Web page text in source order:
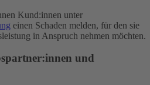
Kund:innen unter
einen Schaden melden, für den sie
in Anspruch nehmen möchten.
und